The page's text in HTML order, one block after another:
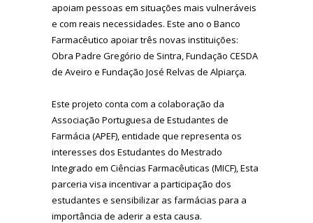
apoiam pessoas em situações mais vulneráveis
e com reais necessidades. Este ano o Banco
Farmacêutico apoiar três novas instituições:
Obra Padre Gregório de Sintra, Fundação CESDA
de Aveiro e Fundação José Relvas de Alpiarça.
Este projeto conta com a colaboração da
Associação Portuguesa de Estudantes de
Farmácia (APEF), entidade que representa os
interesses dos Estudantes do Mestrado
Integrado em Ciências Farmacêuticas (MICF), Esta
parceria visa incentivar a participação dos
estudantes e sensibilizar as farmácias para a
importância de aderir a esta causa.